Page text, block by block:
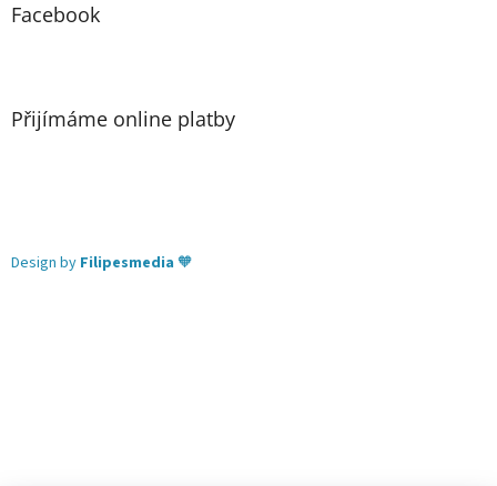
Facebook
Přijímáme online platby
Design by Filipesmedia 🧡